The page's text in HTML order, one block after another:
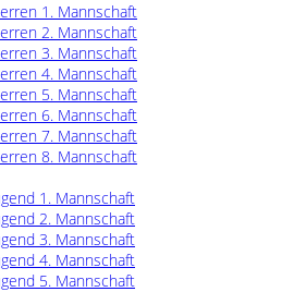
1. Mannschaft
2. Mannschaft
3. Mannschaft
4. Mannschaft
5. Mannschaft
6. Mannschaft
7. Mannschaft
8. Mannschaft
1. Mannschaft
2. Mannschaft
3. Mannschaft
4. Mannschaft
5. Mannschaft